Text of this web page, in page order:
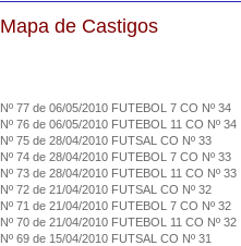
Mapa de Castigos
Nº 77 de 06/05/2010 FUTEBOL 7 CO Nº 34
Nº 76 de 06/05/2010 FUTEBOL 11 CO Nº 34
Nº 75 de 28/04/2010 FUTSAL CO Nº 33
Nº 74 de 28/04/2010 FUTEBOL 7 CO Nº 33
Nº 73 de 28/04/2010 FUTEBOL 11 CO Nº 33
Nº 72 de 21/04/2010 FUTSAL CO Nº 32
Nº 71 de 21/04/2010 FUTEBOL 7 CO Nº 32
Nº 70 de 21/04/2010 FUTEBOL 11 CO Nº 32
Nº 69 de 15/04/2010 FUTSAL CO Nº 31